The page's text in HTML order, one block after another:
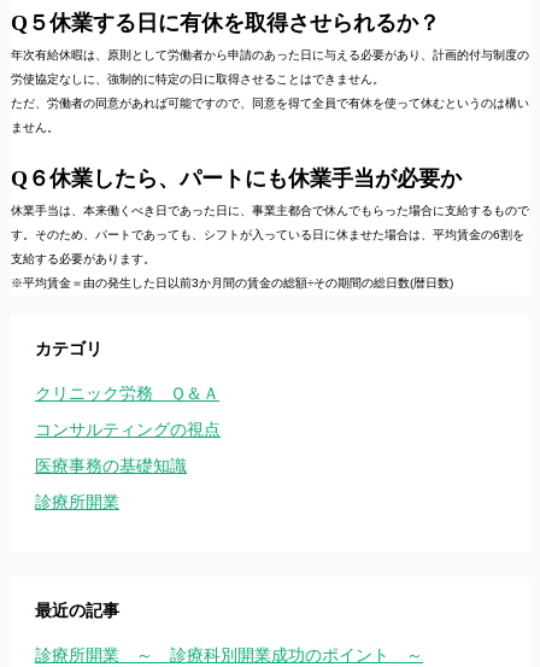
Q５休業する日に有休を取得させられるか？
年次有給休暇は、原則として労働者から申請のあった日に与える必要があり、計画的付与制度の
労使協定なしに、強制的に特定の日に取得させることはできません。
ただ、労働者の同意があれば可能ですので、同意を得て全員で有休を使って休むというのは構い
ません。
Q６休業したら、パートにも休業手当が必要か
休業手当は、本来働くべき日であった日に、事業主都合で休んでもらった場合に支給するもので
す。そのため、パートであっても、シフトが入っている日に休ませた場合は、平均賃金の6割を
支給する必要があります。
※平均賃金＝由の発生した日以前3か月間の賃金の総額÷その期間の総日数(暦日数)
カテゴリ
クリニック労務 Ｑ＆Ａ
コンサルティングの視点
医療事務の基礎知識
診療所開業
最近の記事
診療所開業 ～ 診療科別開業成功のポイント ～